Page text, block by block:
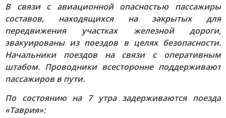
В связи с авиационной опасностью пассажиры
составов, находящихся на закрытых для
передвижения участках железной дороги,
эвакуированы из поездов в целях безопасности.
Начальники поездов на связи с оперативным
штабом. Проводники всесторонне поддерживают
пассажиров в пути.
По состоянию на 7 утра задерживаются поезда
«Таврия»: